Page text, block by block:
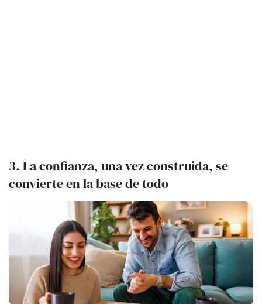
3. La confianza, una vez construida, se
convierte en la base de todo